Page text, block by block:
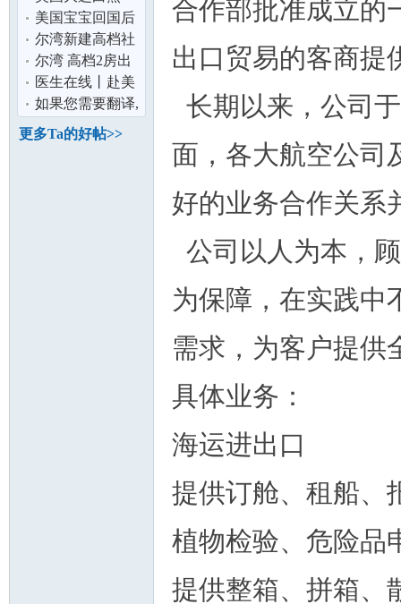
此的蜕变~~
化，华人为什么
更支持他？
美国宝宝回国后
去怎么接种疫
苗？
尔湾新建高档社
区独栋别墅分租
自助待产 民
尔湾 高档2房出
租 日租 周租 月
租 拎包即住
医生在线丨赴美
生子,这个医生你
不能不知道
如果您需要翻译,
我可以帮您
更多Ta的好帖>>
合作部批准成立的
出口贸易的客商提
长期以来，公司
面，各大航空公司
好的业务合作关系
公司以人为本，
为保障，在实践中
需求，为客户提供
具体业务：
海运进出口
提供订舱、租船、
植物检验、危险品
提供整箱、拼箱、